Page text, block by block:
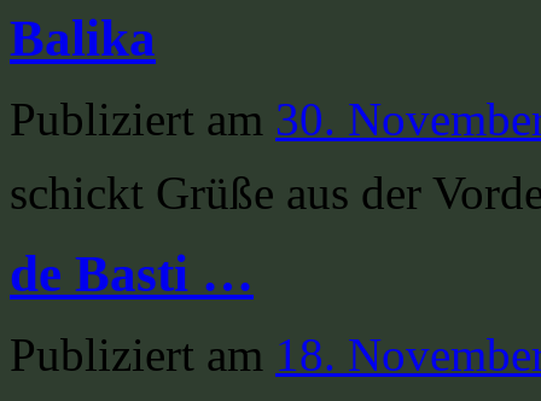
Balika
Publiziert am 30.
schickt Grüße aus der
de Basti …
Publiziert am 18.